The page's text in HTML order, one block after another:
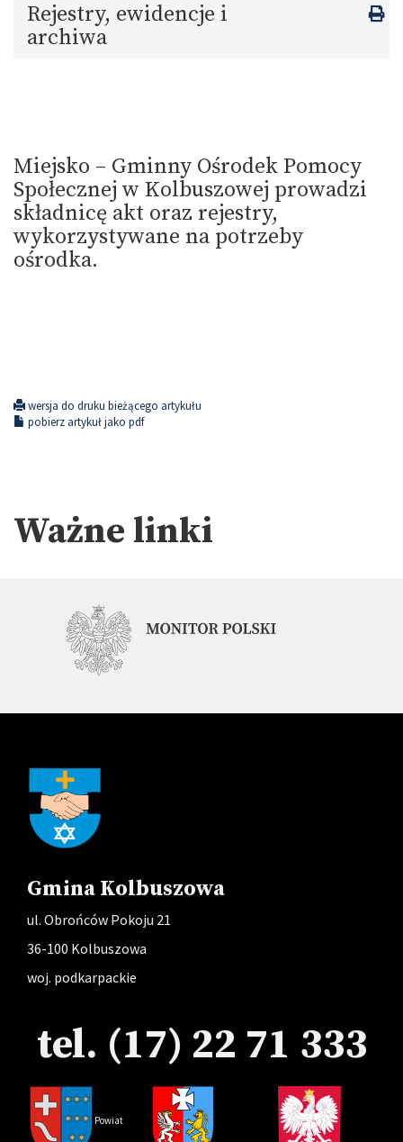
Rejestry, ewidencje i
archiwa
Miejsko – Gminny Ośrodek Pomocy
Społecznej w Kolbuszowej prowadzi
składnicę akt oraz rejestry,
wykorzystywane na potrzeby
ośrodka.
wersja do druku bieżącego artykułu
pobierz artykuł jako pdf
Ważne linki
Gmina Kolbuszowa
ul. Obrońców Pokoju 21
36-100 Kolbuszowa
woj. podkarpackie
tel. (17) 22 71 333
Powiat